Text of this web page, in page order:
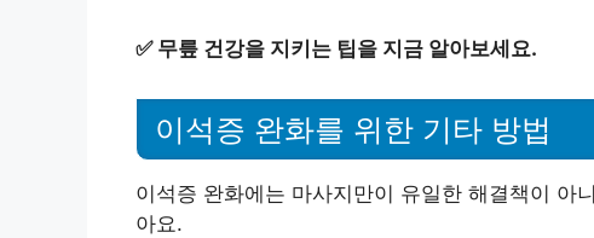
✅ 무릎 건강을 지키는 팁을 지금 알아보세요.
이석증 완화를 위한 기타 방법
이석증 완화에는 마사지만이 유일한 해결책이 아
아요.